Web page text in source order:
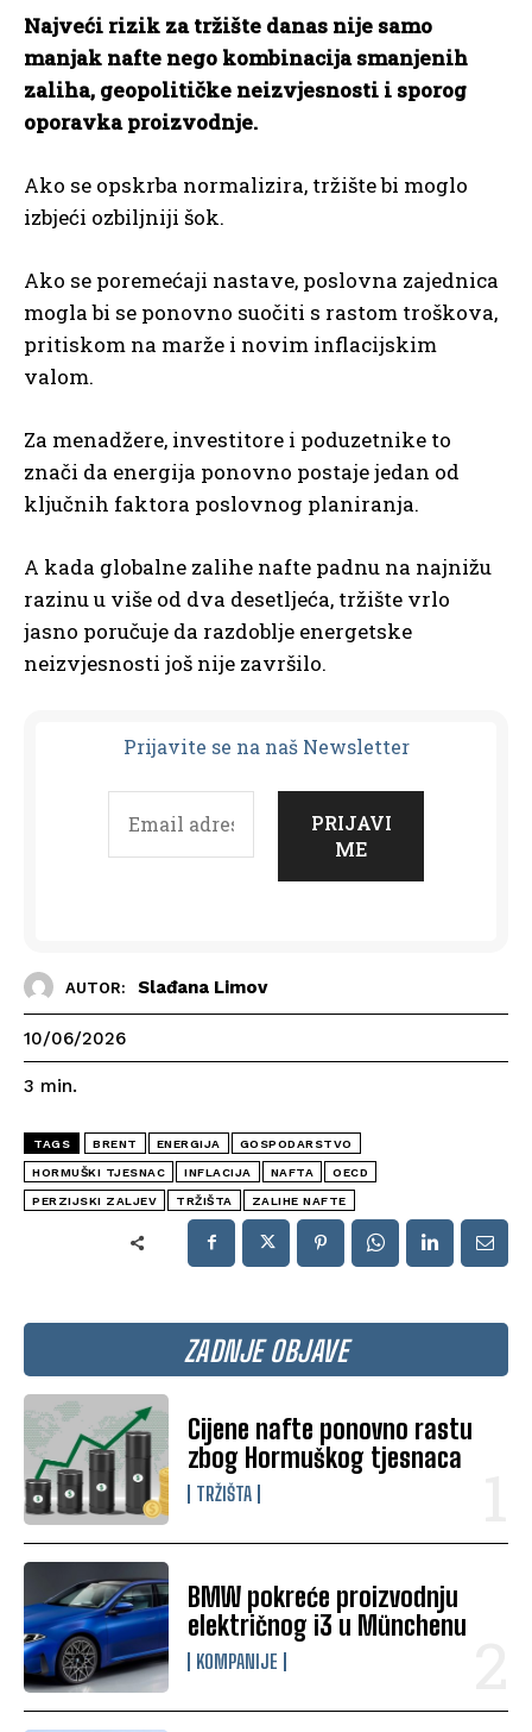
ZADNJE OBJAVE
Cijene nafte ponovno rastu
zbog Hormuškog tjesnaca
TRŽIŠTA
BMW pokreće proizvodnju
električnog i3 u Münchenu
KOMPANIJE
Najveći rizik za tržište danas nije samo
manjak nafte nego kombinacija smanjenih
zaliha, geopolitičke neizvjesnosti i sporog
oporavka proizvodnje.
Ako se opskrba normalizira, tržište bi moglo
izbjeći ozbiljniji šok.
Ako se poremećaji nastave, poslovna zajednica
mogla bi se ponovno suočiti s rastom troškova,
pritiskom na marže i novim inflacijskim
valom.
Za menadžere, investitore i poduzetnike to
znači da energija ponovno postaje jedan od
ključnih faktora poslovnog planiranja.
A kada globalne zalihe nafte padnu na najnižu
razinu u više od dva desetljeća, tržište vrlo
jasno poručuje da razdoblje energetske
neizvjesnosti još nije završilo.
Prijavite se na naš Newsletter
AUTOR: Slađana Limov
10/06/2026
3 min.
TAGS BRENT ENERGIJA GOSPODARSTVO
HORMUŠKI TJESNAC INFLACIJA NAFTA OECD
PERZIJSKI ZALJEV TRŽIŠTA ZALIHE NAFTE